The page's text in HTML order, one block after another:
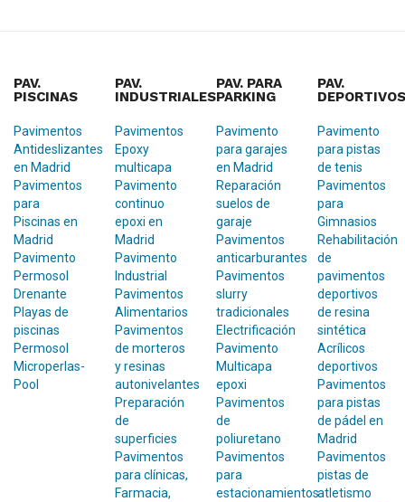
PAV.
PISCINAS
Pavimentos
Antideslizantes
en Madrid
Pavimentos
para
Piscinas en
Madrid
Pavimento
Permosol
Drenante
Playas de
piscinas
Permosol
Microperlas-
Pool
PAV.
INDUSTRIALES
Pavimentos
Epoxy
multicapa
Pavimento
continuo
epoxi en
Madrid
Pavimento
Industrial
Pavimentos
Alimentarios
Pavimentos
de morteros
y resinas
autonivelantes
Preparación
de
superficies
Pavimentos
para clínicas,
Farmacia,
PAV. PARA
PARKING
Pavimento
para garajes
en Madrid
Reparación
suelos de
garaje
Pavimentos
anticarburantes
Pavimentos
slurry
tradicionales
Electrificación
Pavimento
Multicapa
epoxi
Pavimentos
de
poliuretano
Pavimentos
para
estacionamientos
PAV.
DEPORTIVOS
Pavimento
para pistas
de tenis
Pavimentos
para
Gimnasios
Rehabilitación
de
pavimentos
deportivos
de resina
sintética
Acrílicos
deportivos
Pavimentos
para pistas
de pádel en
Madrid
Pavimentos
pistas de
atletismo